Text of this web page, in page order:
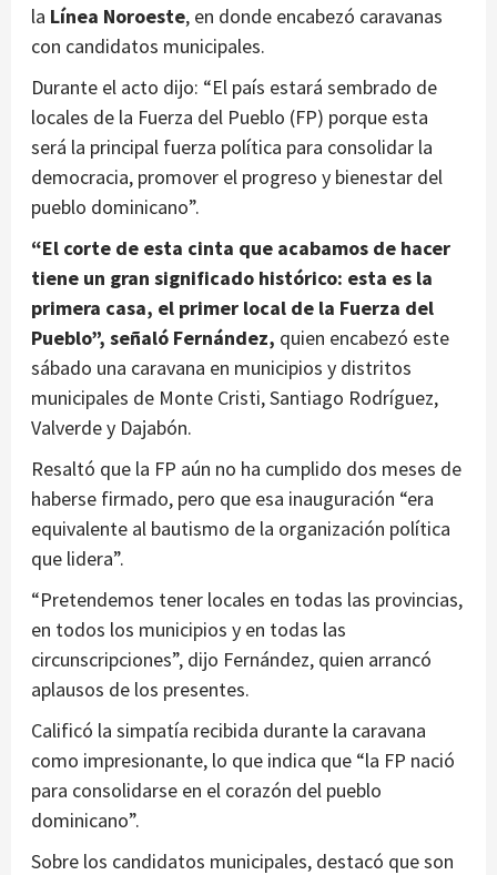
la Línea Noroeste, en donde encabezó caravanas
con candidatos municipales.
Durante el acto dijo: “El país estará sembrado de
locales de la Fuerza del Pueblo (FP) porque esta
será la principal fuerza política para consolidar la
democracia, promover el progreso y bienestar del
pueblo dominicano”.
“El corte de esta cinta que acabamos de hacer
tiene un gran significado histórico: esta es la
primera casa, el primer local de la Fuerza del
Pueblo”, señaló Fernández, quien encabezó este
sábado una caravana en municipios y distritos
municipales de Monte Cristi, Santiago Rodríguez,
Valverde y Dajabón.
Resaltó que la FP aún no ha cumplido dos meses de
haberse firmado, pero que esa inauguración “era
equivalente al bautismo de la organización política
que lidera”.
“Pretendemos tener locales en todas las provincias,
en todos los municipios y en todas las
circunscripciones”, dijo Fernández, quien arrancó
aplausos de los presentes.
Calificó la simpatía recibida durante la caravana
como impresionante, lo que indica que “la FP nació
para consolidarse en el corazón del pueblo
dominicano”.
Sobre los candidatos municipales, destacó que son